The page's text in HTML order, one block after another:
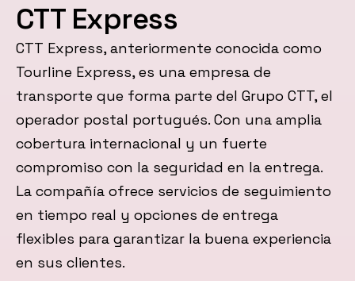
CTT Express
CTT Express, anteriormente conocida como
Tourline Express, es una empresa de
transporte que forma parte del Grupo CTT, el
operador postal portugués. Con una amplia
cobertura internacional y un fuerte
compromiso con la seguridad en la entrega.
La compañía ofrece servicios de seguimiento
en tiempo real y opciones de entrega
flexibles para garantizar la buena experiencia
en sus clientes.